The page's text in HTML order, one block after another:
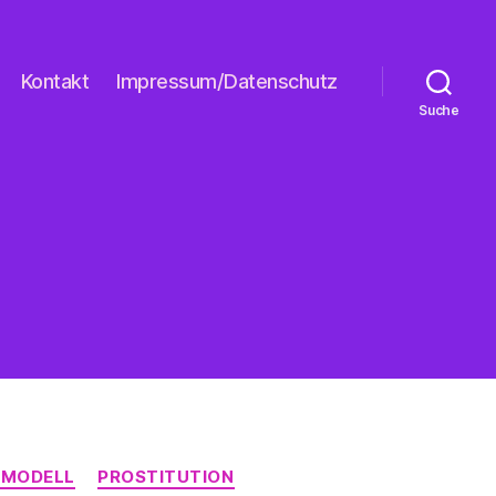
Kontakt Impressum/Datenschutz
Suche
PROSTITUTION